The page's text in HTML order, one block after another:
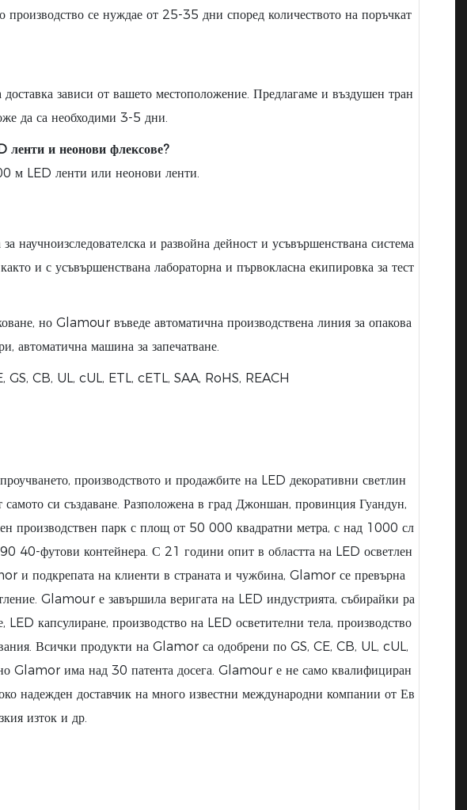
се нуждае от 25-35 дни според количеството на поръчкат
зависи от вашето местоположение. Предлагаме и въздушен тран
да са необходими 3-5 дни.
ленти и неонови флексове?
м LED ленти или неонови ленти.
научноизследователска и развойна дейност и усъвършенствана система
и с усъвършенствана лабораторна и първокласна екипировка за тест
но Glamour въведе автоматична производствена линия за опакова
автоматична машина за запечатване.
GS, CB, UL, cUL, ETL, cETL, SAA, RoHS, REACH
производството и продажбите на LED декоративни светлин
си създаване. Разположена в град Джоншан, провинция Гуандун,
производствен парк с площ от 50 000 квадратни метра, с над 1000 сл
40-футови контейнера. С 21 години опит в областта на LED осветлен
и подкрепата на клиенти в страната и чужбина, Glamor се превърна
Glamour е завършила веригата на LED индустрията, събирайки ра
капсулиране, производство на LED осветителни тела, производство
Всички продукти на Glamor са одобрени по GS, CE, CB, UL, cUL,
Glamor има над 30 патента досега. Glamour е не само квалифициран
надежден доставчик на много известни международни компании от Ев
изток и др.